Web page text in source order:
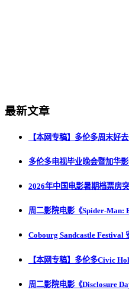
最新文章
【本网专稿】多伦多周末好
多伦多电视毕业晚会暨加华
2026年中国电影暑期档票房
周二影院电影《Spider-Man:
Cobourg Sandcastle Festival
【本网专稿】多伦多Civic
周二影院电影《Disclosure